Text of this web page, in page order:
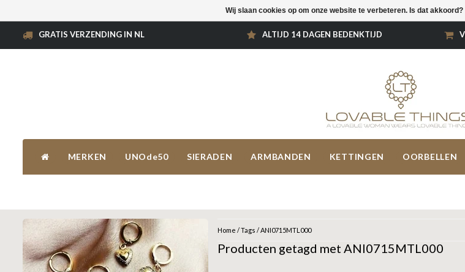
GRATIS VERZENDING IN NL ALTIJD 14 DAGEN BEDENKTIJD
MERKEN UNOde50 SIERADEN ARMBANDEN KETTINGEN OORBELLEN
Home /Tags /ANI0715MTL000
Producten getagd met ANI0715MTL000
Wij slaan cookies op om onze website te verbeteren. Is dat akkoord?